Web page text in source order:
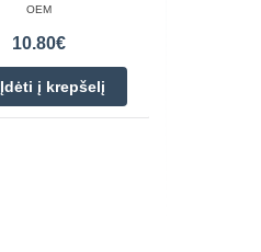
OEM
10.80€
Įdėti į krepšelį